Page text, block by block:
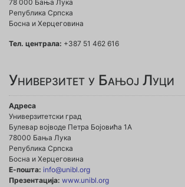
78 000 Бања Лука
Република Српска
Босна и Херцеговина
Тел. централа: +387 51 462 616
Универзитет у Бањој Луци
Адреса
Универзитетски град
Булевар војводе Петра Бојовића 1А
78000 Бања Лука
Република Српска
Босна и Херцеговина
Е-пошта: info@unibl.org
Презентација: www.unibl.org